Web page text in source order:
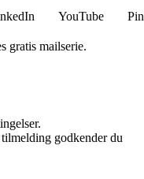
YouTube
gratis mailserie.
godkender du